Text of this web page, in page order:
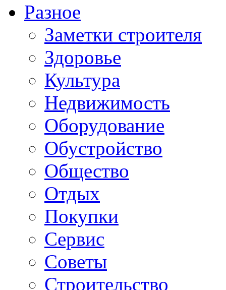
Разное
Заметки строителя
Здоровье
Культура
Недвижимость
Оборудование
Обустройство
Общество
Отдых
Покупки
Сервис
Советы
Строительство